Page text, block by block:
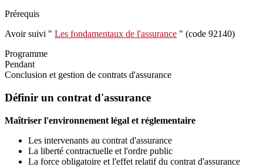
Prérequis
Avoir suivi " Les fondamentaux de l'assurance " (code 92140)
Programme
Pendant
Conclusion et gestion de contrats d'assurance
Définir un contrat d'assurance
Maîtriser l'environnement légal et réglementaire
Les intervenants au contrat d'assurance
La liberté contractuelle et l'ordre public
La force obligatoire et l'effet relatif du contrat d'assurance